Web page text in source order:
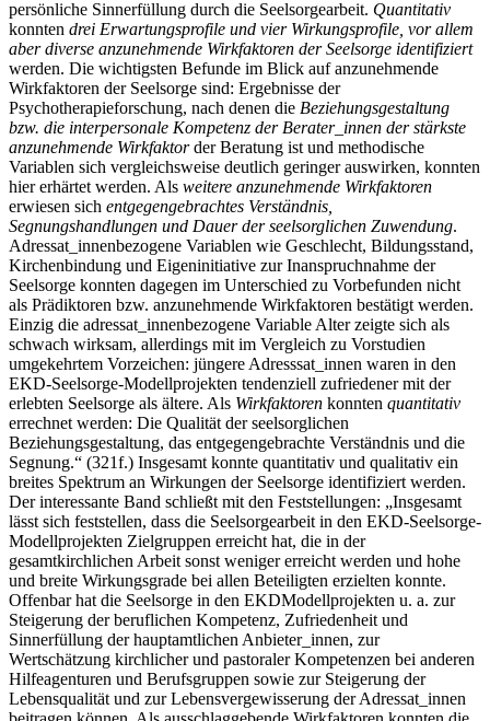
persönliche Sinnerfüllung durch die Seelsorgearbeit. Quantitativ
konnten drei Erwartungsprofile und vier Wirkungsprofile, vor allem
aber diverse anzunehmende Wirkfaktoren der Seelsorge identifiziert
werden. Die wichtigsten Befunde im Blick auf anzunehmende
Wirkfaktoren der Seelsorge sind: Ergebnisse der
Psychotherapieforschung, nach denen die Beziehungsgestaltung
bzw. die interpersonale Kompetenz der Berater_innen der stärkste
anzunehmende Wirkfaktorder Beratung ist und methodische
Variablen sich vergleichsweise deutlich geringer auswirken, konnten
hier erhärtet werden. Als weitere anzunehmende Wirkfaktoren
erwiesen sich entgegengebrachtes Verständnis,
Segnungshandlungen und Dauer der seelsorglichen Zuwendung.
Adressat_innenbezogene Variablen wie Geschlecht, Bildungsstand,
Kirchenbindung und Eigeninitiative zur Inanspruchnahme der
Seelsorge konnten dagegen im Unterschied zu Vorbefunden nicht
als Prädiktoren bzw. anzunehmende Wirkfaktoren bestätigt werden.
Einzig die adressat_innenbezogene Variable Alter zeigte sich als
schwach wirksam, allerdings mit im Vergleich zu Vorstudien
umgekehrtem Vorzeichen: jüngere Adresssat_innen waren in den
EKD-Seelsorge-Modellprojekten tendenziell zufriedener mit der
erlebten Seelsorge als ältere. Als Wirkfaktoren konnten quantitativ
errechnet werden: Die Qualität der seelsorglichen
Beziehungsgestaltung, das entgegengebrachte Verständnis und die
Segnung.“ (321f.) Insgesamt konnte quantitativ und qualitativ ein
breites Spektrum an Wirkungen der Seelsorge identifiziert werden.
Der interessante Band schließt mit den Feststellungen: „Insgesamt
lässt sich feststellen, dass die Seelsorgearbeit in den EKD-Seelsorge­
Modellprojekten Zielgruppen erreicht hat, die in der
gesamtkirchlichen Arbeit sonst weniger erreicht werden und hohe
und breite Wirkungsgrade bei allen Beteiligten erzielten konnte.
Offenbar hat die Seelsorge in den EKD­Modellprojekten u. a. zur
Steigerung der beruflichen Kompetenz, Zufriedenheit und
Sinnerfüllung der hauptamtlichen Anbieter_innen, zur
Wertschätzung kirchlicher und pastoraler Kompetenzen bei anderen
Hilfeagenturen und Berufsgruppen sowie zur Steigerung der
Lebensqualität und zur Lebensvergewisserung der Adressat_innen